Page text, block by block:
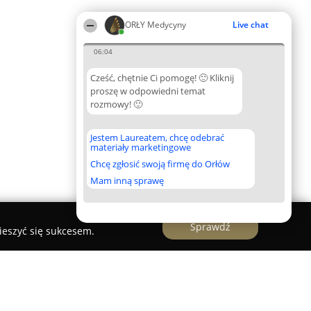
ORŁY Medycyny Live chat
06:04
Cześć, chętnie Ci pomogę! 🙂 Kliknij
proszę w odpowiedni temat
rozmowy! 🙂
Jestem Laureatem, chcę odebrać
materiały marketingowe
Chcę zgłosić swoją firmę do Orłów
Mam inną sprawę
się sukcesem. Sprawdź